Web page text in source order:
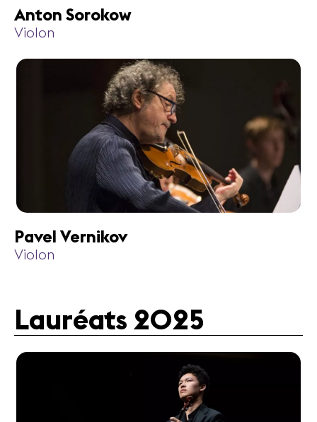
Anton Sorokow
Violon
Pavel Vernikov
Violon
Lauréats 2025